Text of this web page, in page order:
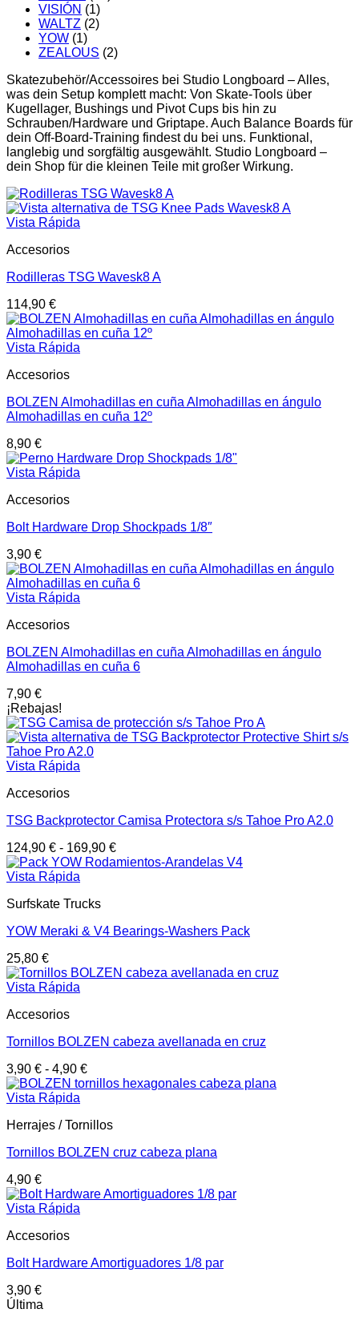
VISIÓN (1)
WALTZ (2)
YOW (1)
ZEALOUS (2)
Skatezubehör/Accessoires bei Studio Longboard – Alles,
was dein Setup komplett macht: Von Skate-Tools über
Kugellager, Bushings und Pivot Cups bis hin zu
Schrauben/Hardware und Griptape. Auch Balance Boards für
dein Off-Board-Training findest du bei uns. Funktional,
langlebig und sorgfältig ausgewählt. Studio Longboard –
dein Shop für die kleinen Teile mit großer Wirkung.
Vista Rápida
Accesorios
Rodilleras TSG Wavesk8 A
114,90 €
Vista Rápida
Accesorios
BOLZEN Almohadillas en cuña Almohadillas en ángulo
Almohadillas en cuña 12º
8,90 €
Vista Rápida
Accesorios
Bolt Hardware Drop Shockpads 1/8″
3,90 €
Vista Rápida
Accesorios
BOLZEN Almohadillas en cuña Almohadillas en ángulo
Almohadillas en cuña 6
7,90 €
¡Rebajas!
Vista Rápida
Accesorios
TSG Backprotector Camisa Protectora s/s Tahoe Pro A2.0
124,90 € - 169,90 €
Vista Rápida
Surfskate Trucks
YOW Meraki & V4 Bearings-Washers Pack
25,80 €
Vista Rápida
Accesorios
Tornillos BOLZEN cabeza avellanada en cruz
3,90 € - 4,90 €
Vista Rápida
Herrajes / Tornillos
Tornillos BOLZEN cruz cabeza plana
4,90 €
Vista Rápida
Accesorios
Bolt Hardware Amortiguadores 1/8 par
3,90 €
Última